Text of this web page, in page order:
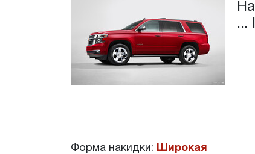
...
Форма накидки: Широкая